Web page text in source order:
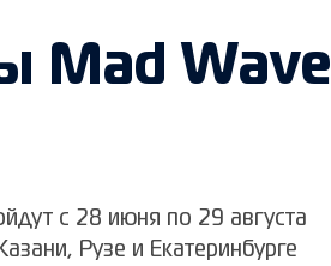
Mad Wave
с 28 июня по 29 августа
Рузе и Екатеринбурге